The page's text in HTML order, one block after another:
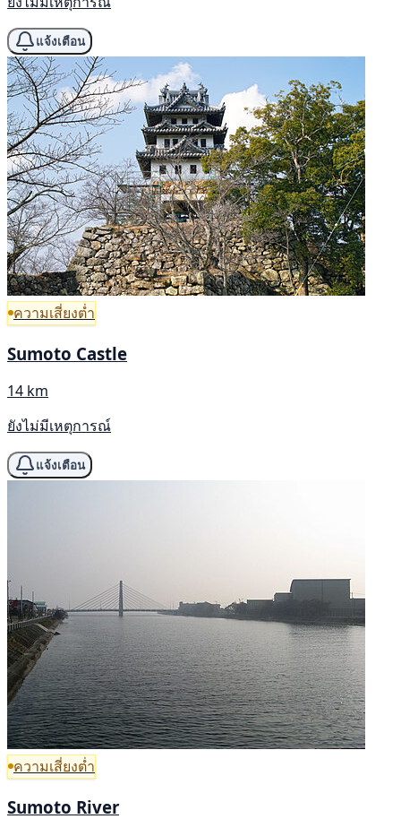
แจ้งเตือน
ความเสี่ยงต่ำ
Sumoto Castle
14 km
ยังไม่มีเหตุการณ์
แจ้งเตือน
ความเสี่ยงต่ำ
Sumoto River